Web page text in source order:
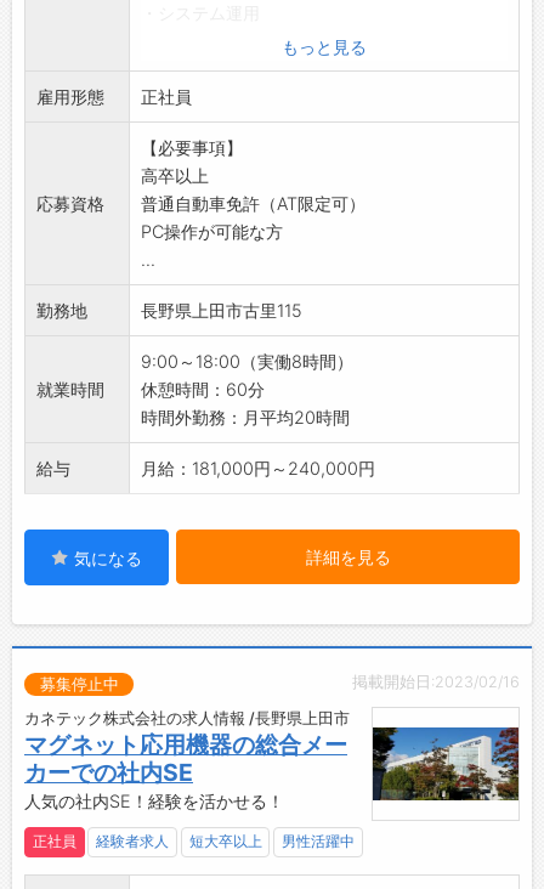
社内ツールの保守サポート
・データ収集、DX化
経営陣の意思決定に必要なデータの分析
【入社後】先輩のOJTで業務を覚えていただき
ます。
もっと見る
雇用形態 正社員
応募資格
【必要事項】
高卒以上
普通自動車免許（AT限定可）
PC操作が可能な方
...
勤務地 長野県上田市古里115
就業時間
9:00～18:00（実働8時間）
休憩時間：60分
時間外勤務：月平均20時間
給与 月給：181,000円～240,000円
気になる 詳細を見る
掲載開始日:2023/02/16
募集停止中
カネテック株式会社の求人情報 /長野県上田市
マグネット応用機器の総合メー
カーでの社内SE
人気の社内SE！経験を活かせる！
正社員 経験者求人 短大卒以上 男性活躍中